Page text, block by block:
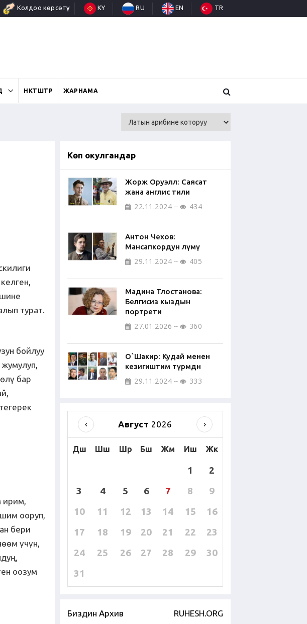
Колдоо көрсөтүү KY RU EN TR
ӨНӨКТӨШТӨР ЖАРНАМА
турат.
бойлуу
бар
ирим,
ооруп,
бери
үчүн,
оозум
Көп окулгандар
Жорж Оруэлл: Саясат
жана англис тили
22.11.2024 434
Антон Чехов:
Мансапкордун өлүмү
29.11.2024 405
Мадина Тлостанова:
Белгисиз кыздын
портрети
27.01.2026 360
О`Шакир: Кудай менен
кезигиштим түрмөдөн
29.11.2024 333
Август 2026
Дш Шш Шр Бш Жм Иш Жк
1
2
3
4 5 6 7 8
9
10
11 12 13 14 15
16
17
18 19 20 21 22
23
24
25 26 27 28 29
30
31
Биздин Архив RUHESH.ORG